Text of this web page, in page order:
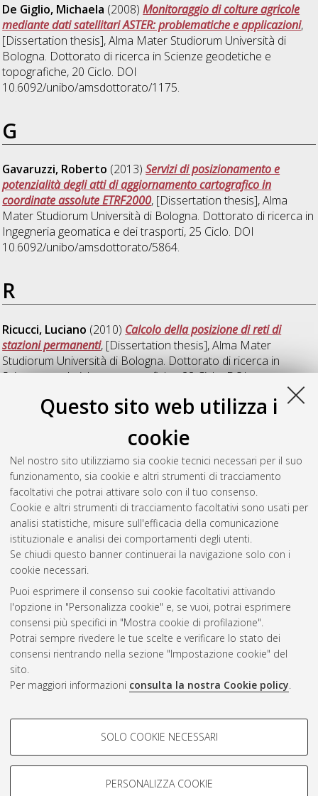
Questo sito web utilizza i
cookie
Nel nostro sito utilizziamo sia cookie tecnici necessari per il suo
funzionamento, sia cookie e altri strumenti di tracciamento
facoltativi che potrai attivare solo con il tuo consenso.
Cookie e altri strumenti di tracciamento facoltativi sono usati per
analisi statistiche, misure sull'efficacia della comunicazione
istituzionale e analisi dei comportamenti degli utenti.
Se chiudi questo banner continuerai la navigazione solo con i
cookie necessari.
Puoi esprimere il consenso sui cookie facoltativi attivando
l'opzione in "Personalizza cookie" e, se vuoi, potrai esprimere
consensi più specifici in "Mostra cookie di profilazione".
Potrai sempre rivedere le tue scelte e verificare lo stato dei
consensi rientrando nella sezione "Impostazione cookie" del
sito.
Per maggiori informazioni consulta la nostra Cookie policy.
COOKIE DI PROFILAZIONE -
Si tratta di cookie utilizzati per analizzare le caratteristiche della
navigazione degli utenti, creare profili in base al loro comportamento
SOLO COOKIE NECESSARI
PERSONALIZZA COOKIE
De Giglio, Michaela (2008)Monitoraggio di colture agricole
mediante dati satellitari ASTER: problematiche e applicazioni,
[Dissertation thesis], Alma Mater Studiorum Università di
Bologna. Dottorato di ricerca in Scienze geodetiche e
topografiche, 20 Ciclo. DOI
10.6092/unibo/amsdottorato/1175.
G
Gavaruzzi, Roberto (2013)Servizi di posizionamento e
potenzialità degli atti di aggiornamento cartografico in
coordinate assolute ETRF2000, [Dissertation thesis], Alma
Mater Studiorum Università di Bologna. Dottorato di ricerca in
Ingegneria geomatica e dei trasporti, 25 Ciclo. DOI
10.6092/unibo/amsdottorato/5864.
R
Ricucci, Luciano (2010) Calcolo della posizione di reti di
stazioni permanenti, [Dissertation thesis], Alma Mater
Studiorum Università di Bologna. Dottorato di ricerca in
Scienze geodetiche e topografiche, 22 Ciclo. DOI
Ronci, Ernesto(2007)Dallo statico al Network RTK:
l'evoluzione del rilievo satellitare, [Dissertation thesis], Alma
Mater Studiorum Università di Bologna. Dottorato di ricerca in
Scienze geodetiche e topografiche, 19 Ciclo. DOI
10.6092/unibo/amsdottorato/307.
Questa lista e' stata generata ilSat Aug 8 20:47:22 2026
Atom
Rss 1.0
Rss 2.0
ISSN: 2038-7946
Impostazioni Cookie
Informativa sulla privacy
Condizioni d’uso del sito